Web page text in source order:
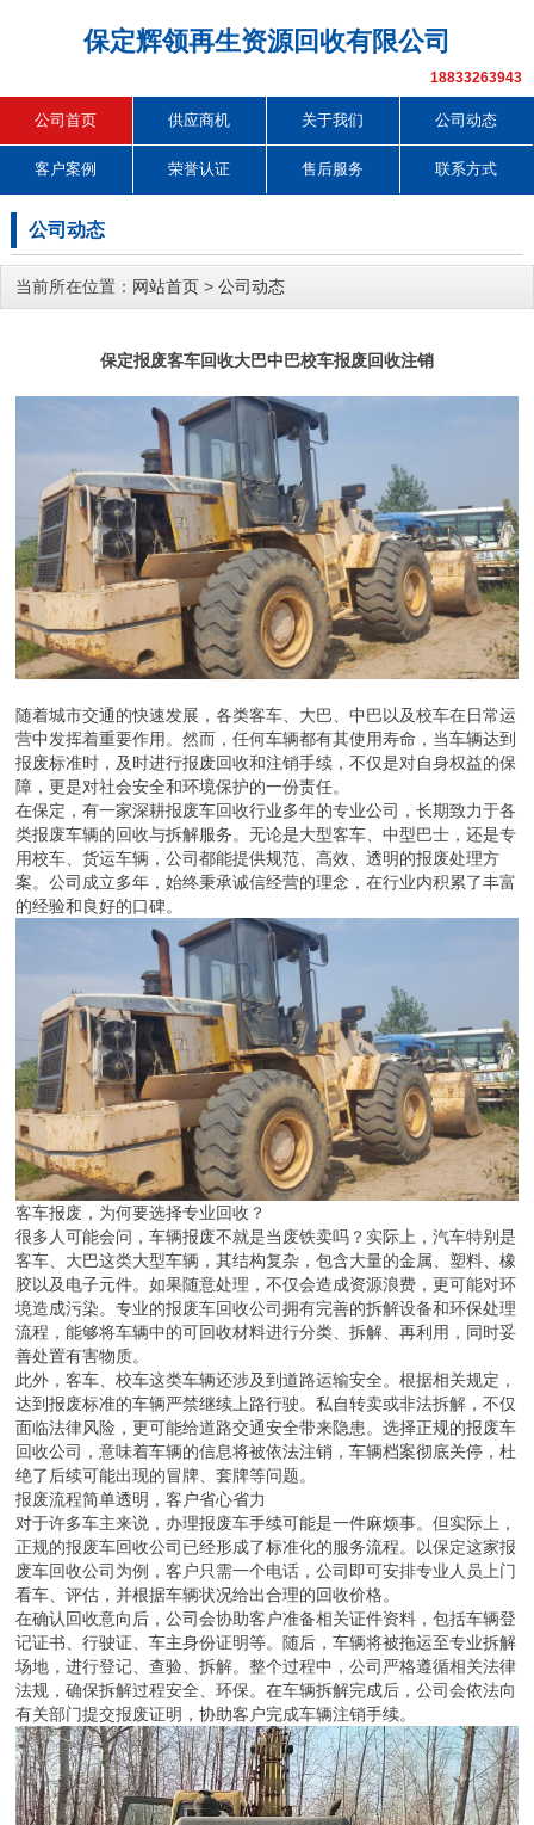
保定辉领再生资源回收有限公司
18833263943
公司首页 供应商机 关于我们 公司动态
客户案例 荣誉认证 售后服务 联系方式
公司动态
当前所在位置： 网站首页 > 公司动态
保定报废客车回收大巴中巴校车报废回收注销
随着城市交通的快速发展，各类客车、大巴、中巴以及校车在日常运
营中发挥着重要作用。然而，任何车辆都有其使用寿命，当车辆达到
报废标准时，及时进行报废回收和注销手续，不仅是对自身权益的保
障，更是对社会安全和环境保护的一份责任。
在保定，有一家深耕报废车回收行业多年的专业公司，长期致力于各
类报废车辆的回收与拆解服务。无论是大型客车、中型巴士，还是专
用校车、货运车辆，公司都能提供规范、高效、透明的报废处理方
案。公司成立多年，始终秉承诚信经营的理念，在行业内积累了丰富
的经验和良好的口碑。
客车报废，为何要选择专业回收？
很多人可能会问，车辆报废不就是当废铁卖吗？实际上，汽车特别是
客车、大巴这类大型车辆，其结构复杂，包含大量的金属、塑料、橡
胶以及电子元件。如果随意处理，不仅会造成资源浪费，更可能对环
境造成污染。专业的报废车回收公司拥有完善的拆解设备和环保处理
流程，能够将车辆中的可回收材料进行分类、拆解、再利用，同时妥
善处置有害物质。
此外，客车、校车这类车辆还涉及到道路运输安全。根据相关规定，
达到报废标准的车辆严禁继续上路行驶。私自转卖或非法拆解，不仅
面临法律风险，更可能给道路交通安全带来隐患。选择正规的报废车
回收公司，意味着车辆的信息将被依法注销，车辆档案彻底关停，杜
绝了后续可能出现的冒牌、套牌等问题。
报废流程简单透明，客户省心省力
对于许多车主来说，办理报废车手续可能是一件麻烦事。但实际上，
正规的报废车回收公司已经形成了标准化的服务流程。以保定这家报
废车回收公司为例，客户只需一个电话，公司即可安排专业人员上门
看车、评估，并根据车辆状况给出合理的回收价格。
在确认回收意向后，公司会协助客户准备相关证件资料，包括车辆登
记证书、行驶证、车主身份证明等。随后，车辆将被拖运至专业拆解
场地，进行登记、查验、拆解。整个过程中，公司严格遵循相关法律
法规，确保拆解过程安全、环保。在车辆拆解完成后，公司会依法向
有关部门提交报废证明，协助客户完成车辆注销手续。